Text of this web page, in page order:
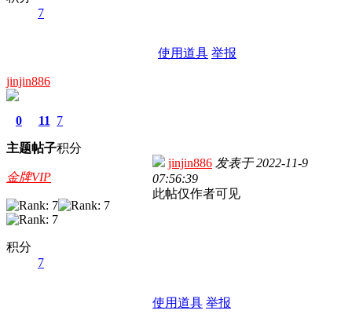
7
使用道具 举报
jinjin886
0
主题
11
帖子
7
积分
金牌VIP
积分
7
jinjin886 发表于2022-11-9
07:56:39
此帖仅作者可见
使用道具 举报